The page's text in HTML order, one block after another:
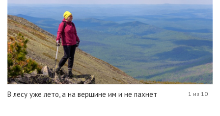
В лесу уже лето, а на вершине им и не пахнет 1 из 10